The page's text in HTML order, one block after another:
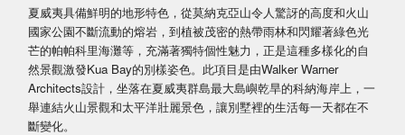
夏威夷具備鮮明的地形特色，從莫納克亞山令人驚訝的高度和火山
國家公園不斷流動的熔岩，到植被茂密的熱帶雨林和閃耀著綠色光
芒的帕帕科里海灘等，充滿著獨特個性魅力，正是這種多樣化的自
然景觀激發Kua Bay的別樣姿色。此項目是由Walker Warner
Architects設計，坐落在夏威夷群島最大島嶼乾旱的科納海岸上，一
舉連結火山景觀和太平洋壯麗景色，讓別墅裡的生活每一天都在不
斷變化。